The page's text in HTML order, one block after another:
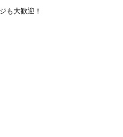
も大歓迎！